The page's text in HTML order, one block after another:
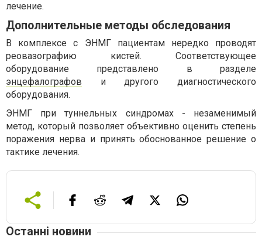
лечение.
Дополнительные методы обследования
В комплексе с ЭНМГ пациентам нередко проводят
реовазографию кистей. Соответствующее
оборудование представлено в разделе
энцефалографов и другого диагностического
оборудования.
ЭНМГ при туннельных синдромах - незаменимый
метод, который позволяет объективно оценить степень
поражения нерва и принять обоснованное решение о
тактике лечения.
Останні новини